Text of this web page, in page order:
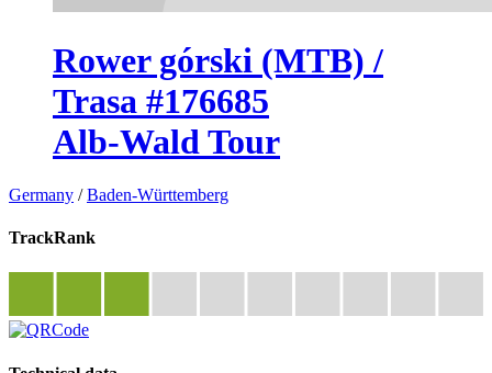
Rower górski (MTB) /
Trasa #176685
Alb-Wald Tour
Germany /Baden-Württemberg
TrackRank